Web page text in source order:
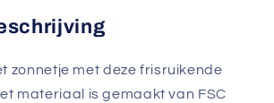
zonnetje met deze frisruikende
materiaal is gemaakt van FSC